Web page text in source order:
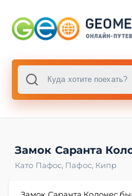
Замок Саранта
Като Пафос, Пафос, Кипр